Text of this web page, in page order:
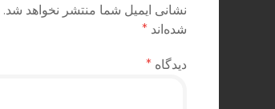
نشانی ایمیل شما منتشر نخواهد شد.
شده‌اند *
دیدگاه *